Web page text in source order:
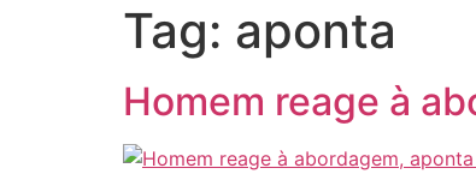
Tag: aponta
Homem reage à